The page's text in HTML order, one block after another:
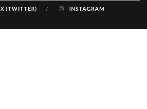
X (TWITTER) INSTAGRAM